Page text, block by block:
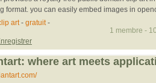
format. you can easily embed images in
art- gratuit-
1 membre -
where art meets